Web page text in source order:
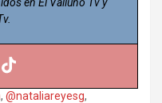
, @nataliareyesg,